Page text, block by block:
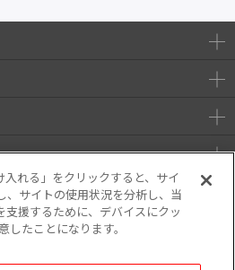
採用情報
入れる」をクリックすると、サイ
、サイトの使用状況を分析し、当
支援するために、デバイスにクッ
したことになります。